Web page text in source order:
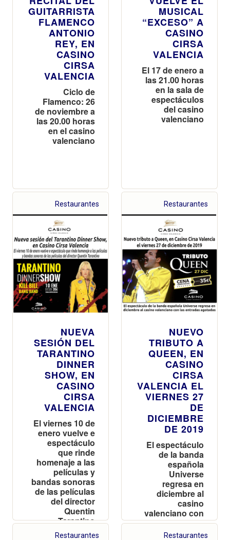
GUITARRISTA
FLAMENCO
ANTONIO
REY, EN
CASINO
CIRSA
VALENCIA
Ciclo de
Flamenco: 26
de noviembre a
las 20.00 horas
en el casino
valenciano
MUSICAL
“EXCESO” A
CASINO
CIRSA
VALENCIA
El 17 de enero a
las 21.00 horas
en la sala de
espectáculos
del casino
valenciano
Restaurantes
NUEVA
SESIÓN DEL
TARANTINO
DINNER
SHOW, EN
CASINO
CIRSA
VALENCIA
El viernes 10 de
enero vuelve e
espectáculo
que rinde
homenaje a las
películas y
bandas sonoras
de las películas
del director
Quentin
Tarantino
Restaurantes
NUEVO
TRIBUTO A
QUEEN, EN
CASINO
CIRSA
VALENCIA EL
VIERNES 27
DE
DICIEMBRE
DE 2019
El espectáculo
de la banda
española
Universe
regresa en
diciembre al
casino
valenciano con
las entradas
agotadas
Restaurantes Restaurantes